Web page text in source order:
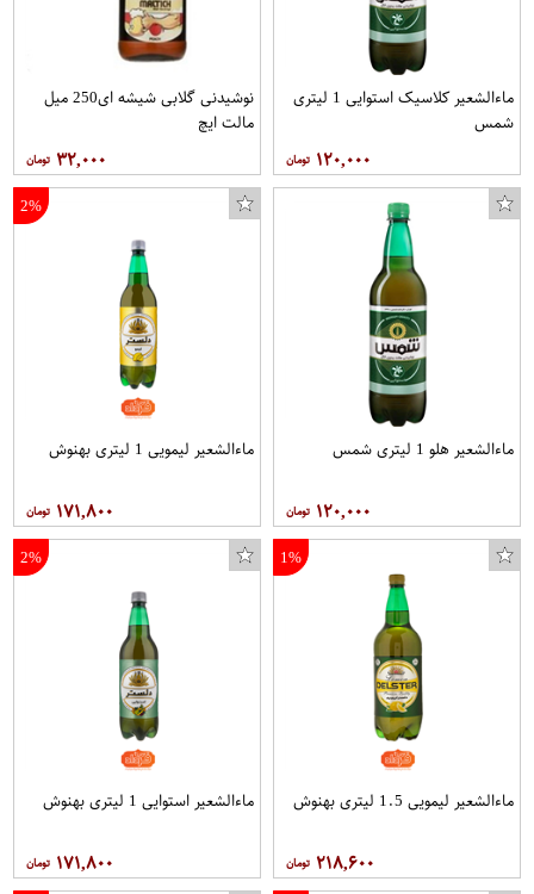
ماءالشعیر کلاسیک استوایی 1 لیتری
شمس
۱۲۰,۰۰۰
نوشیدنی گلابی شیشه ای250 میل
مالت ایچ
۳۲,۰۰۰
ماءالشعیر هلو 1 لیتری شمس
۱۲۰,۰۰۰
2%
ماءالشعیر لیمویی 1 لیتری بهنوش
۱۷۱,۸۰۰
1%
ماءالشعیر لیمویی 1.5 لیتری بهنوش
۲۱۸,۶۰۰
2%
ماءالشعیر استوایی 1 لیتری بهنوش
۱۷۱,۸۰۰